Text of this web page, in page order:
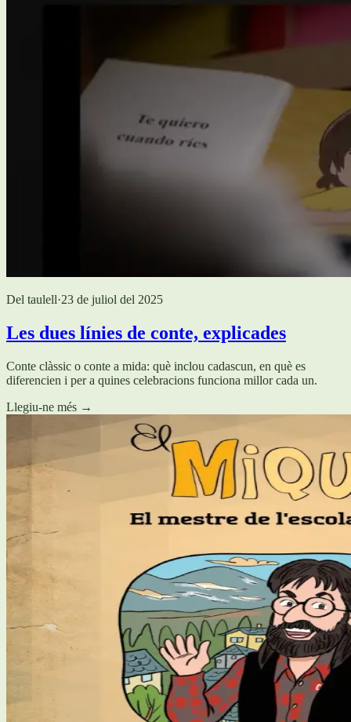
Del taulell·23 de juliol del 2025
Les dues línies de conte, explicades
Conte clàssic o conte a mida: què inclou cadascun, en què es
diferencien i per a quines celebracions funciona millor cada un.
Llegiu-ne més →